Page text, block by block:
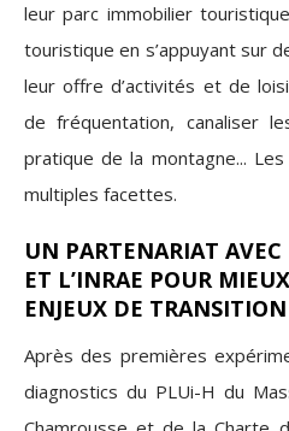
leur parc immobilier
touristique en s’appuyant sur
leur offre d’activités et de
de fréquentation, canaliser
pratique de la montagne...
multiples facettes.
UN PARTENARIAT
ET L’INRAE POUR
ENJEUX DE TRANSITION
Après des premières
diagnostics du PLUi-H du